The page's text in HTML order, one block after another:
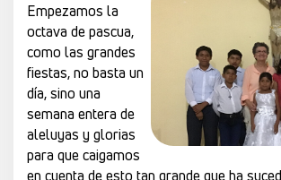
Empezamos la
octava de pascua,
como las grandes
fiestas, no basta un
día, sino una
semana entera de
aleluyas y glorias
para que caigamos
en cuenta de esto tan grande que ha